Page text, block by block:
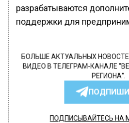
разрабатываются
поддержки для
БОЛЬШЕ АКТУАЛЬНЫХ
ВИДЕО В ТЕЛЕГРАМ-КАНАЛЕ
РЕГИОНА".
ПОДПИСЫВАЙТЕСЬ НА